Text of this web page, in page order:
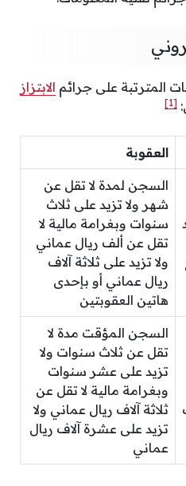
المترتبة على جرائم الابتزاز
[1]
العقوبة
السجن لمدة لا تقل عن
شهر ولا تزيد على ثلاث
سنوات وبغرامة مالية لا
تقل عن ألف ريال عماني
ولا تزيد على ثلاثة آلاف
ريال عماني أو بإحدى
هاتين العقوبتين
السجن المؤقت مدة لا
تقل عن ثلاث سنوات ولا
تزيد على عشر سنوات
وبغرامة مالية لا تقل عن
ثلاثة آلاف ريال عماني ولا
تزيد على عشرة آلاف ريال
عماني